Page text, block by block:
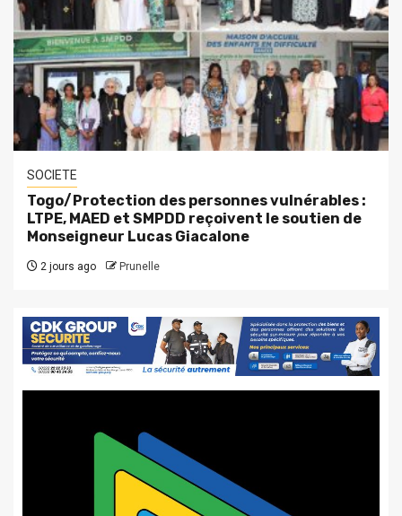
SOCIETE
Togo/Protection des personnes vulnérables :
LTPE, MAED et SMPDD reçoivent le soutien de
Monseigneur Lucas Giacalone
2 jours ago Prunelle